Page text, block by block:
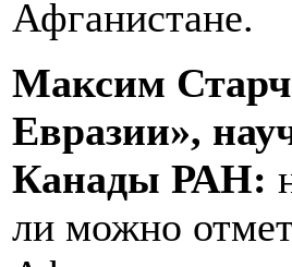
Афганистане.
Максим
Евразии»,
Канады РАН:
ли можно